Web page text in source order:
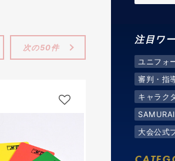
次の50件
注目ワ
ユニフォ
審判・指
キャラク
大会公式